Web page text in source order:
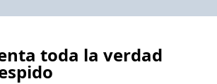
toda la verdad